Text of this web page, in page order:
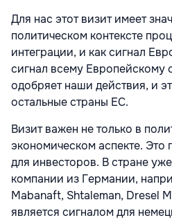
Для нас этот визит имеет
политическом контексте
интеграции, и как сигнал
сигнал всему Европейскому
одобряет наши действия, и
остальные страны ЕС.
Визит важен не только в
экономическом аспекте.
для инвесторов. В стране
компании из Германии,
Mabanaft, Shtaleman, Dresel
является сигналом для